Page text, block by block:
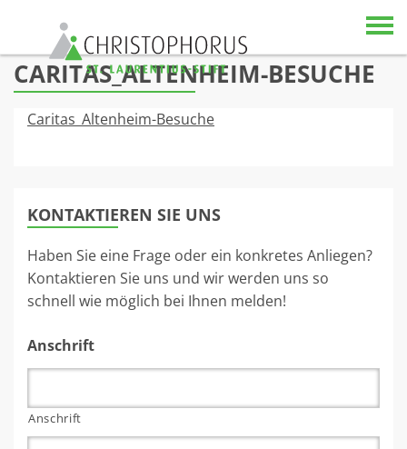
Skip to content
CARITAS_ALTENHEIM-BESUCHE
Caritas_Altenheim-Besuche
KONTAKTIEREN SIE UNS
Haben Sie eine Frage oder ein konkretes Anliegen?
Kontaktieren Sie uns und wir werden uns so
schnell wie möglich bei Ihnen melden!
Anschrift
Anschrift